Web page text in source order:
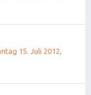
15. Juli 2012,